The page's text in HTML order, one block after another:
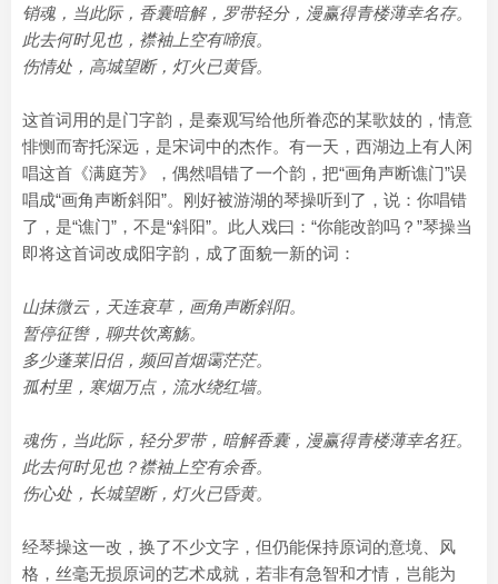
销魂，当此际，香囊暗解，罗带轻分，漫赢得青楼薄幸名存。
此去何时见也，襟袖上空有啼痕。
伤情处，高城望断，灯火已黄昏。
这首词用的是门字韵，是秦观写给他所眷恋的某歌妓的，情意
悱恻而寄托深远，是宋词中的杰作。有一天，西湖边上有人闲
唱这首《满庭芳》，偶然唱错了一个韵，把“画角声断谯门”误
唱成“画角声断斜阳”。刚好被游湖的琴操听到了，说：你唱错
了，是“谯门”，不是“斜阳”。此人戏曰：“你能改韵吗？”琴操当
即将这首词改成阳字韵，成了面貌一新的词：
山抹微云，天连衰草，画角声断斜阳。
暂停征辔，聊共饮离觞。
多少蓬莱旧侣，频回首烟霭茫茫。
孤村里，寒烟万点，流水绕红墙。
魂伤，当此际，轻分罗带，暗解香囊，漫赢得青楼薄幸名狂。
此去何时见也？襟袖上空有余香。
伤心处，长城望断，灯火已昏黄。
经琴操这一改，换了不少文字，但仍能保持原词的意境、风
格，丝毫无损原词的艺术成就，若非有急智和才情，岂能为